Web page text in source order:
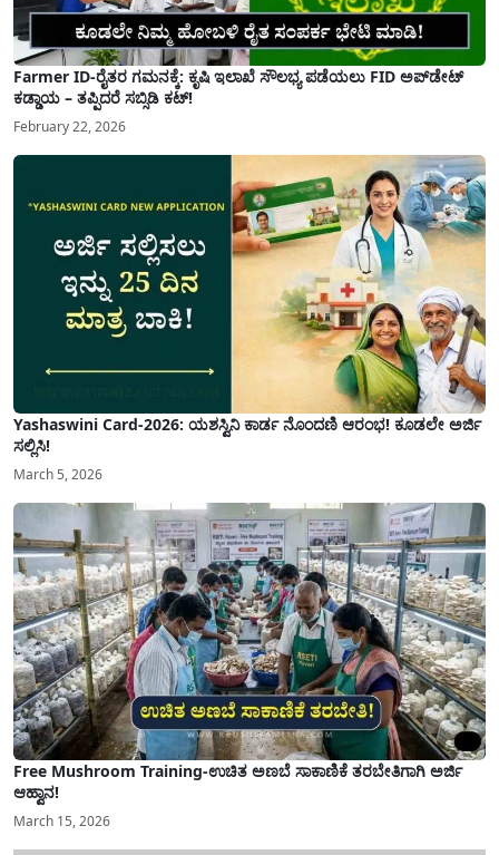
Farmer ID-ರೈತರ ಗಮನಕ್ಕೆ: ಕೃಷಿ ಇಲಾಖೆ ಸೌಲಭ್ಯ ಪಡೆಯಲು FID ಅಪ್‌ಡೇಟ್
ಕಡ್ಡಾಯ – ತಪ್ಪಿದರೆ ಸಬ್ಸಿಡಿ ಕಟ್!
February 22, 2026
Yashaswini Card-2026: ಯಶಸ್ವಿನಿ ಕಾರ್ಡ ನೊಂದಣಿ ಆರಂಭ! ಕೂಡಲೇ ಅರ್ಜಿ
ಸಲ್ಲಿಸಿ!
March 5, 2026
Free Mushroom Training-ಉಚಿತ ಅಣಬೆ ಸಾಕಾಣಿಕೆ ತರಬೇತಿಗಾಗಿ ಅರ್ಜಿ
ಆಹ್ವಾನ!
March 15, 2026